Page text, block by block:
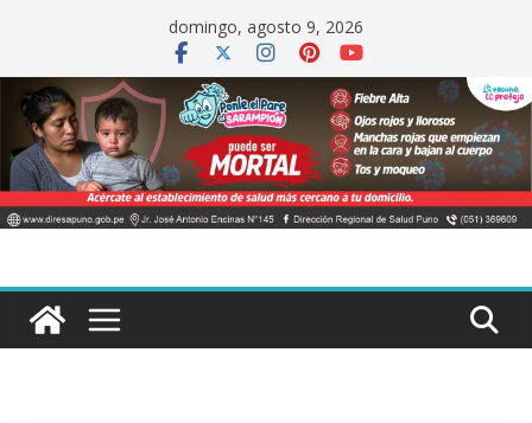
contenido
domingo, agosto 9, 2026